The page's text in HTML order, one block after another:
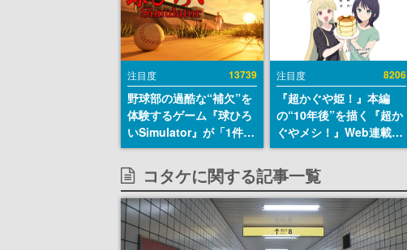
注目度 13739
野球部の過酷な“補欠”を
体験するゲーム『球ひろ
いSimulator』が「1件」
のウィッシュリストをも
とにチェコ語に対応し
SNSで話題に。『キング
ダム・カム』開発元やチ
ェコのプロ野球選手から
称賛の声
注目度 8206
『超かぐや姫！』本編
の“10年後”を描く『超か
ぐやメシ！』Web連載決
定。新たなWebマンガレ
ーベル「ビビビコミッ
ク」にて特別話が掲載ス
タート、あのお話には…
まだ続きがある！
コタケに関する記事一覧